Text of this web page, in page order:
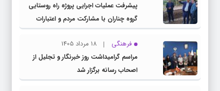
پیشرفت عملیات اجرایی پروژه راه روستایی
گروه چناران با مشارکت مردم و اعتبارات
دولتی
فرهنگی
18 مرداد 1405
مراسم گرامیداشت روز خبرنگار و تجلیل از
اصحاب رسانه برگزار شد